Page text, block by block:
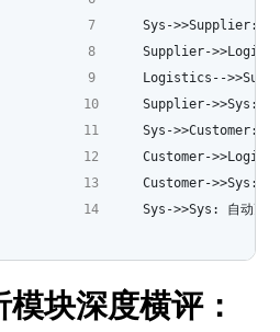
Sys->>Supplier: 发
Supplier-
Logistics--
Supplier->>Sys: 在
Sys->>Customer: 发
Customer-
Customer->>Sys: 扫
Sys->>Sys: 自动更
块深度横评：